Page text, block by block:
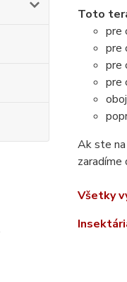
Toto
pre
pre
pre
pre
Ak ste
zaradíme
Všetky